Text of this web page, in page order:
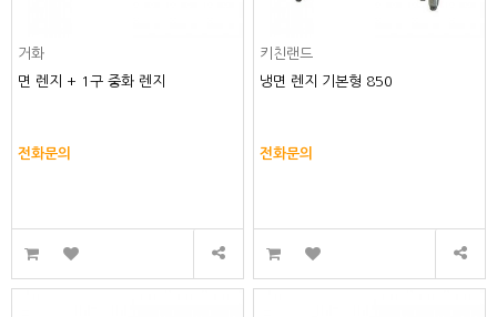
거화
면 렌지 + 1구 중화 렌지
전화문의
키친랜드
냉면 렌지 기본형 850
전화문의